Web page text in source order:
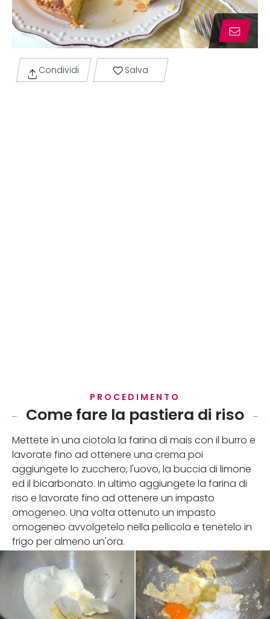
Condividi Salva
PROCEDIMENTO
Come fare la pastiera di riso
Mettete in una ciotola la farina di mais con il burro e
lavorate fino ad ottenere una crema poi
aggiungete lo zucchero, l'uovo, la buccia di limone
ed il bicarbonato. In ultimo aggiungete la farina di
riso e lavorate fino ad ottenere un impasto
omogeneo. Una volta ottenuto un impasto
omogeneo avvolgetelo nella pellicola e tenetelo in
frigo per almeno un'ora.